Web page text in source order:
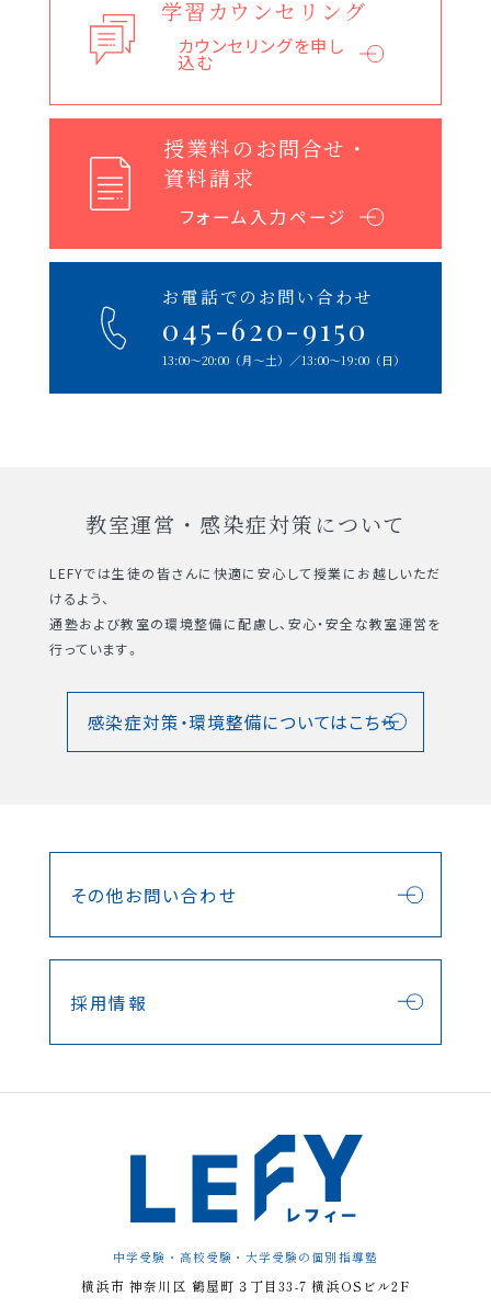
学習カウンセリング
カウンセリングを申し
込む
授業料のお問合せ・
資料請求
フォーム入力ページへ
お電話でのお問い合わせ
045-620-9150
13:00〜20:00（⽉〜⼟） ∕13:00〜19:00（⽇）
教室運営・感染症対策について
LEFYでは生徒の皆さんに快適に安心して授業にお越しいただ
けるよう、
通塾および教室の環境整備に配慮し、安心・安全な教室運営を
行っています。
感染症対策・環境整備についてはこちら
その他お問い合わせ
採用情報
中学受験・高校受験・大学受験の個別指導塾
横浜市 神奈川区 鶴屋町３丁目33-7横浜OSビル2F